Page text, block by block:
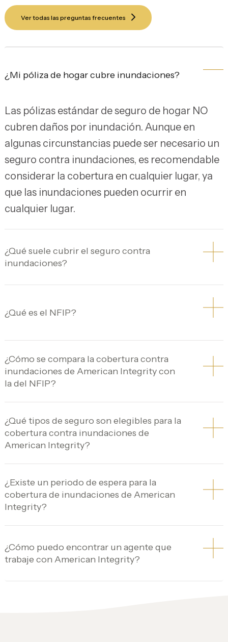
Ver todas las preguntas frecuentes
¿Mi póliza de hogar cubre inundaciones?
Las pólizas estándar de seguro de hogar NO
cubren daños por inundación. Aunque en
algunas circunstancias puede ser necesario un
seguro contra inundaciones, es recomendable
considerar la cobertura en cualquier lugar, ya
que las inundaciones pueden ocurrir en
cualquier lugar.
¿Qué suele cubrir el seguro contra
inundaciones?
¿Qué es el NFIP?
¿Cómo se compara la cobertura contra
inundaciones de American Integrity con
la del NFIP?
¿Qué tipos de seguro son elegibles para la
cobertura contra inundaciones de
American Integrity?
¿Existe un periodo de espera para la
cobertura de inundaciones de American
Integrity?
¿Cómo puedo encontrar un agente que
trabaje con American Integrity?